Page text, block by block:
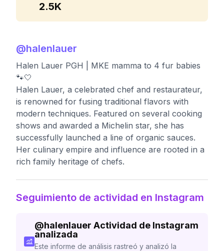
2.5K
@halenlauer
Halen Lauer PGH | MKE mamma to 4 fur babies
🐾🤍
Halen Lauer, a celebrated chef and restaurateur,
is renowned for fusing traditional flavors with
modern techniques. Featured on several cooking
shows and awarded a Michelin star, she has
successfully launched a line of organic sauces.
Her culinary empire and influence are rooted in a
rich family heritage of chefs.
Seguimiento de actividad en Instagram
@halenlauer Actividad de Instagram
analizada
Este informe de análisis rastreó y analizó la